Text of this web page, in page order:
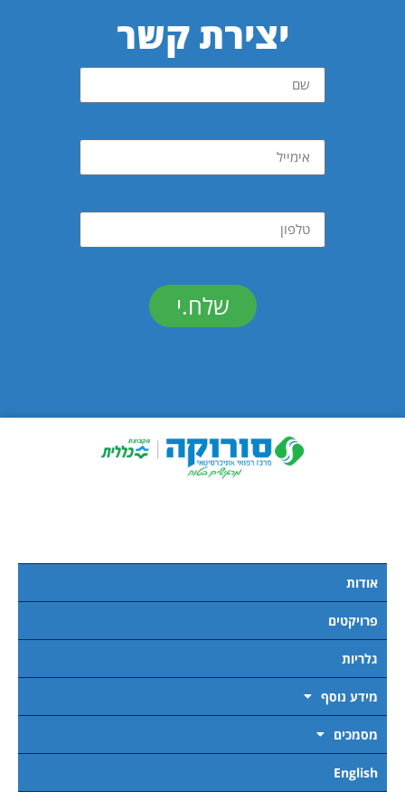
יצירת קשר
שלח.י
אודות
פרויקטים
גלריות
מידע נוסף
מסמכים
English